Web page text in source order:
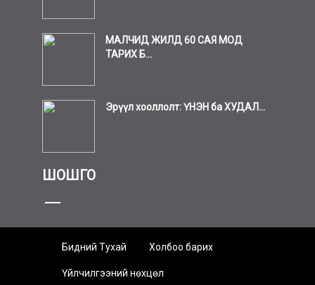
МАЛЧИД ЖИЛД 60 САЯ МОД
ТАРИХ Б...
Эрүүл хооллолт: ҮНЭН ба ХУДАЛ...
ШОШГО
Бидний Тухай Холбоо барих
Үйлчилгээний нөхцөл